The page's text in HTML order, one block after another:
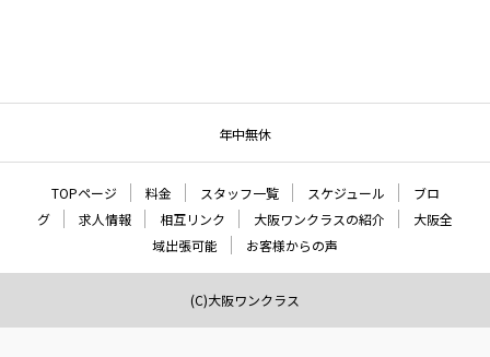
年中無休
TOPページ 料金 スタッフ一覧 スケジュール
ブロ
グ
求人情報 相互リンク 大阪ワンクラスの紹介
大阪全
域出張可能
お客様からの声
(C)大阪ワンクラス